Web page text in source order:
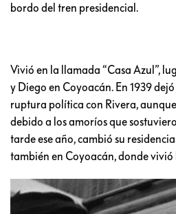
bordo del tren presidencial.
Vivió en la llamada “Casa Azul”,
y Diego en Coyoacán. En 1939
ruptura política con Rivera,
debido a los amoríos que
tarde ese año, cambió su
también en Coyoacán, donde vivió